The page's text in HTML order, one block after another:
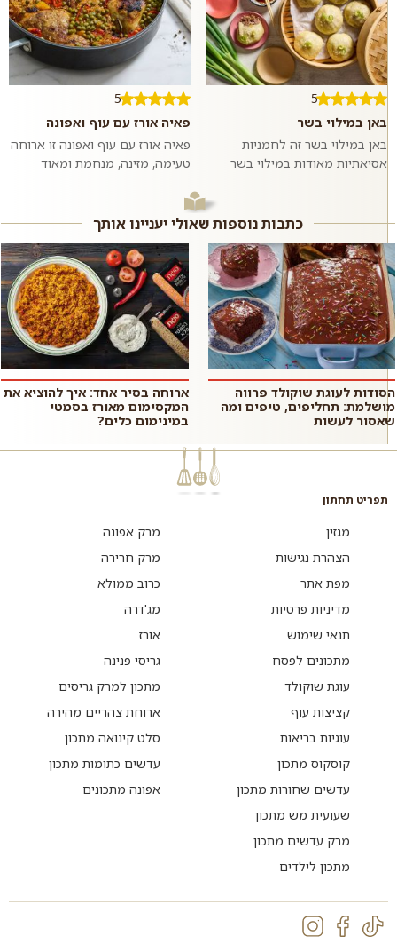
5
באן במילוי בשר
באן במילוי בשר זה לחמניות
אסיאתיות מאודות במילוי בשר
אם רוצים,...
5
פאיה אורז עם עוף ואפונה
פאיה אורז עם עוף ואפונה זו ארוחה
טעימה, מזינה, מנחמת ומאוד
סיר אחד ומגישים לארוחת ערב
רגיל...
כתבות נוספות שאולי יעניינו אותך
הסודות לעוגת שוקולד פרווה
מושלמת: תחליפים, טיפים ומה
שאסור לעשות
ארוחה בסיר אחד: איך להוציא את
המקסימום מאורז בסמטי
במינימום כלים?
תפריט תחתון
מגזין
הצהרת נגישות
מפת אתר
מדיניות פרטיות
תנאי שימוש
מתכונים לפסח
עוגת שוקולד
קציצות עוף
עוגיות בריאות
קוסקוס מתכון
עדשים שחורות מתכון
שעועית מש מתכון
מרק עדשים מתכון
מתכון לילדים
מרק אפונה
מרק חרירה
כרוב ממולא
מג'דרה
אורז
גריסי פנינה
מתכון למרק גריסים
ארוחת צהריים מהירה
סלט קינואה מתכון
עדשים כתומות מתכון
אפונה מתכונים